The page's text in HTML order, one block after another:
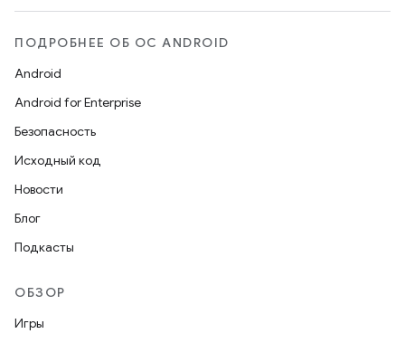
ПОДРОБНЕЕ ОБ ОС ANDROID
Android
Android for Enterprise
Безопасность
Исходный код
Новости
Блог
Подкасты
ОБЗОР
Игры